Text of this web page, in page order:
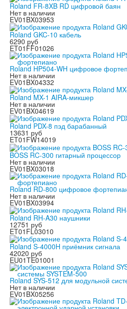
Roland FR-8XB RD цифровой баян
Нет в наличии
EV01BX03953
Roland GKC-10 кабель
6290 руб
ET01FF01026
Roland HP504-WH цифровое
Нет в наличии
EV01BX04332
Roland MX-1 AIRA-микшер
Нет в наличии
EV01BX04619
Roland PDX-8 пэд барабанный
13631 руб
ET01FW14019
BOSS RC-300 гитарный процессор
Нет в наличии
EV01BX03018
Roland RD-800 цифровое
Нет в наличии
EV01BX03994
Roland RH-A30 наушники
12751 руб
ET01FL03010
Roland S-4000H приёмник сигнала
42020 руб
EU01TE01001
Roland SYS-512 для модульной
Нет в наличии
EV01BX05256